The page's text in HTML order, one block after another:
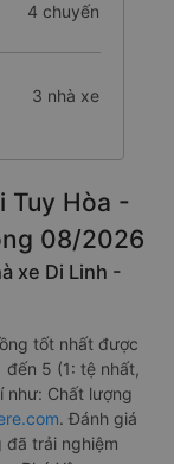
4 chuyến
3 nhà xe
Tuy Hòa -
08/2026
xe Di Linh -
tốt nhất được
5 (1: tệ nhất,
như: Chất lượng
. Đánh giá
trải nghiệm